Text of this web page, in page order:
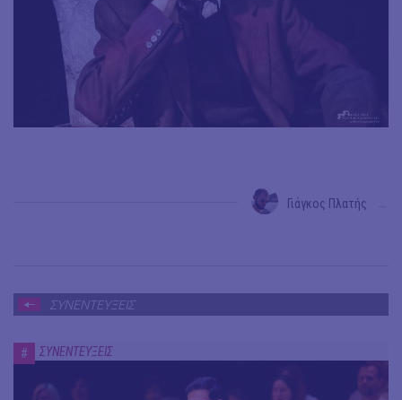
Γιάγκος Πλατής
ΣΥΝΕΝΤΕΥΞΕΙΣ
# ΣΥΝΕΝΤΕΥΞΕΙΣ